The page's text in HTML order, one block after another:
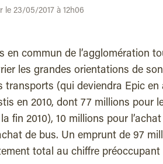
le 23/05/2017 à 12h06
en commun de l’agglomération
les grandes orientations de
transports (qui deviendra Epic en
en 2010, dont 77 millions pour
fin 2010), 10 millions pour
de bus. Un emprunt de 97
total au chiffre préoccupant